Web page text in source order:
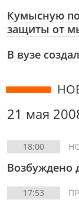
Кумысную
защиты от
В вузе
21 мая
18:00
Возбуждено
17:53